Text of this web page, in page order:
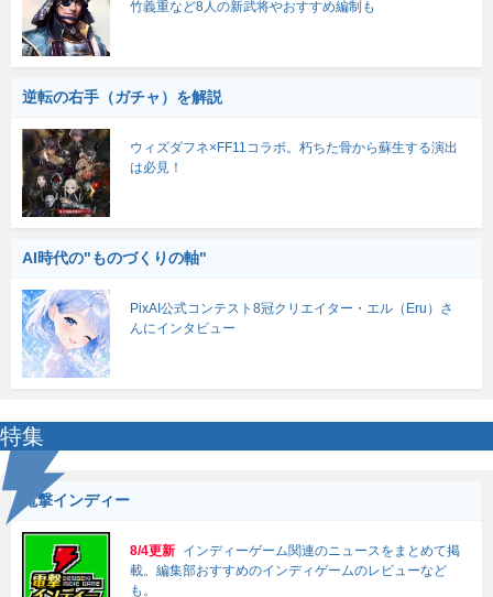
竹義重など8人の新武将やおすすめ編制も
逆転の右手（ガチャ）を解説
ウィズダフネ×FF11コラボ。朽ちた骨から蘇生する演出
は必見！
AI時代の"ものづくりの軸"
PixAI公式コンテスト8冠クリエイター・エル（Eru）さ
んにインタビュー
特集
電撃インディー
8/4更新 インディーゲーム関連のニュースをまとめて掲
載。編集部おすすめのインディゲームのレビューなど
も。